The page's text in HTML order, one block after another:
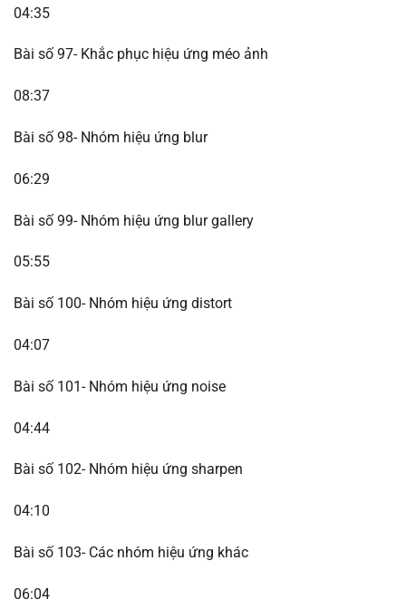
04:35
Bài số 97- Khắc phục hiệu ứng méo ảnh
08:37
Bài số 98- Nhóm hiệu ứng blur
06:29
Bài số 99- Nhóm hiệu ứng blur gallery
05:55
Bài số 100- Nhóm hiệu ứng distort
04:07
Bài số 101- Nhóm hiệu ứng noise
04:44
Bài số 102- Nhóm hiệu ứng sharpen
04:10
Bài số 103- Các nhóm hiệu ứng khác
06:04